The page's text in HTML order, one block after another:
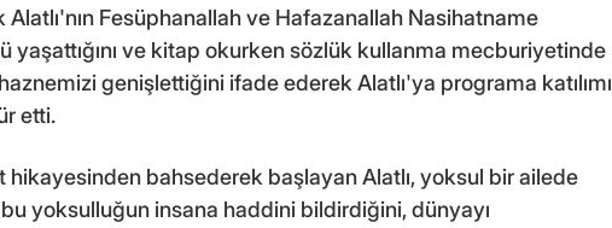
Fesüphanallah ve Hafazanallah Nasihatname
yaşattığını ve kitap okurken sözlük kullanma mecburiyetinde
genişlettiğini ifade ederek Alatlı'ya programa katılımı
etti.
hikayesinden bahsederek başlayan Alatlı, yoksul bir ailede
yoksulluğun insana haddini bildirdiğini, dünyayı